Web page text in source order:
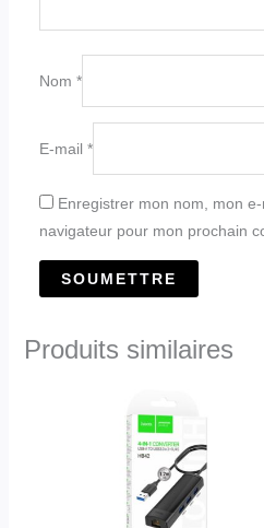
Nom *
E-mail *
Enregistrer mon nom, mon
navigateur pour mon prochain
Produits similaires